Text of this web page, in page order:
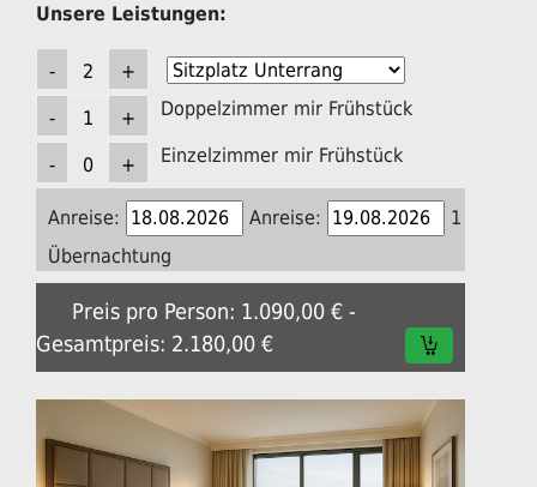
Unsere Leistungen:
Doppelzimmer mir Frühstück
Einzelzimmer mir Frühstück
Anreise: Anreise:
1
Übernachtung
Preis pro Person: 1.090,00 € -
Gesamtpreis: 2.180,00 €